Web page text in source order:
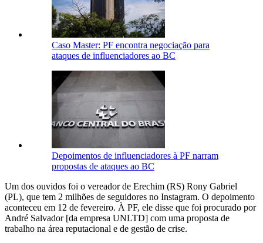
Caso Master: PF encontra negociação para
ataques de influenciadores ao BC
Depoimentos de influenciadores à PF narram
propostas de ataques ao BC
Um dos ouvidos foi o vereador de Erechim (RS) Rony Gabriel
(PL), que tem 2 milhões de seguidores no Instagram. O depoimento
aconteceu em 12 de fevereiro. À PF, ele disse que foi procurado por
André Salvador [da empresa UNLTD] com uma proposta de
trabalho na área reputacional e de gestão de crise.